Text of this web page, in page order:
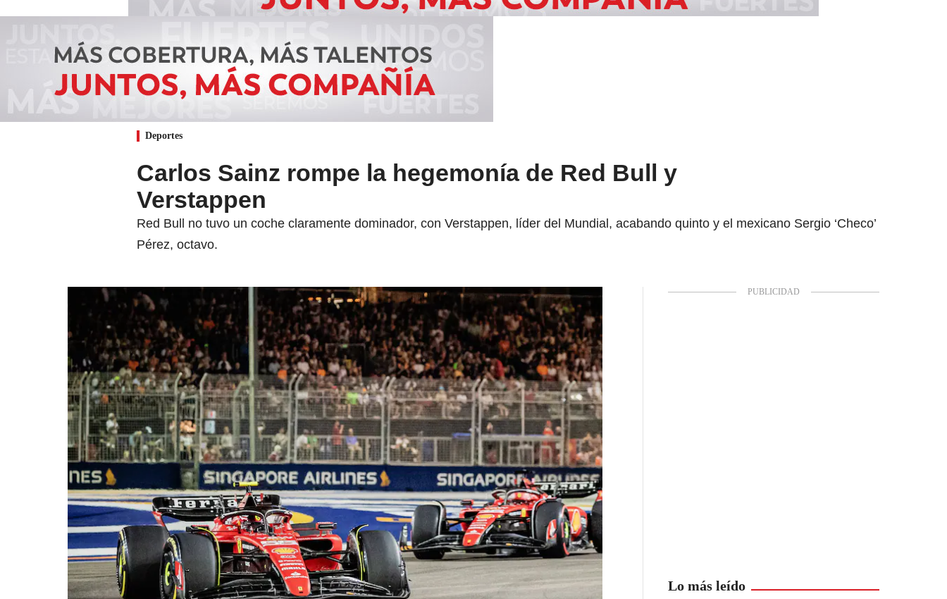
Deportes
Carlos Sainz rompe la hegemonía de Red Bull y
Verstappen
Red Bull no tuvo un coche claramente dominador, con Verstappen, líder del Mundial, acabando quinto y el mexicano Sergio ‘Checo’
Pérez, octavo.
Lo más leído